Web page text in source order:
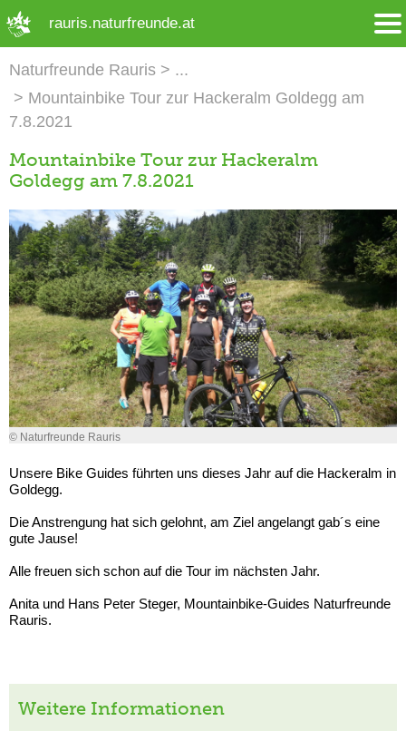
rauris.naturfreunde.at
Naturfreunde Rauris
Mountainbike Tour zur Hackeralm Goldegg am
7.8.2021
Mountainbike Tour zur Hackeralm
Goldegg am 7.8.2021
© Naturfreunde Rauris
Unsere Bike Guides führten uns dieses Jahr auf die Hackeralm in
Goldegg.
Die Anstrengung hat sich gelohnt, am Ziel angelangt gab´s eine
gute Jause!
Alle freuen sich schon auf die Tour im nächsten Jahr.
Anita und Hans Peter Steger, Mountainbike-Guides Naturfreunde
Rauris.
Weitere Informationen